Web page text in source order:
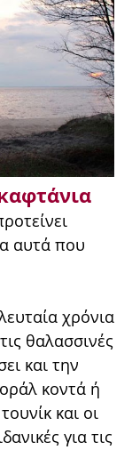
αυτά που
χρόνια
θαλασσινές
και την
κοντά ή
και οι
για τις